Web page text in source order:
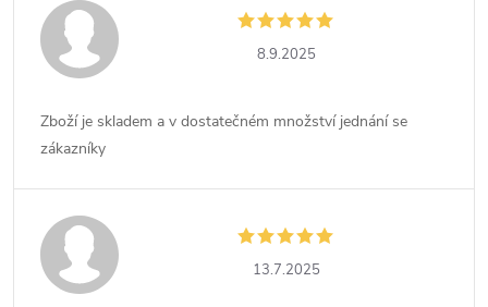
8.9.2025
Zboží je skladem a v dostatečném množství jednání se
zákazníky
13.7.2025